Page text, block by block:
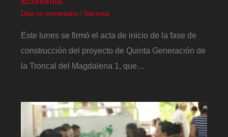
Deja un comentario / Nacional
Este lunes se firmó el acta de inicio de la fase de
construcción del proyecto de Quinta Generación de
la Troncal del Magdalena 1, que…